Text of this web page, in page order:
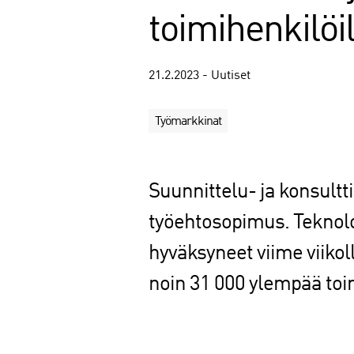
21.2.2023 - Uutiset
Työmarkkinat
Suunnittelu- ja
työehtosopimus.
hyväksyneet viime
noin 31 000 ylempää